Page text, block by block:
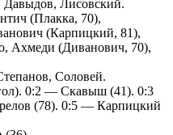
Лисовский.
(Плакка, 70),
(Карпицкий, 81),
Ахмеди (Диванович, 70),
Соловей.
0:2 — Скавыш (41). 0:3
(78). 0:5 — Карпицкий